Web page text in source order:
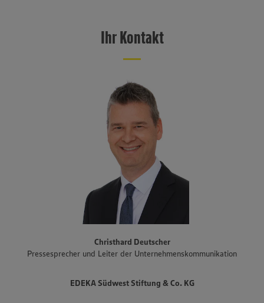
einen Verbund-Einzelhandelsumsatz von 11 Milliarden Euro. Mit rund
1.100 Märkten, größtenteils betrieben von selbstständigen
Hessens und Teile Bayerns. Zum Unternehmensverbund gehören
auch der Fleisch- und Wurstwarenhersteller EDEKA Südwest Fleisch
inklusive Produktionsstandort Schwarzwaldhof für Schwarzwälder
Schinken und geräucherte Produkte, die Bäckereigruppe Backkultur,
der Mineralbrunnen Schwarzwald-Sprudel, der Ortenauer
Weinkeller und der Fischwarenspezialist Frischkost. Einer der
Schwerpunkte des Sortiments der Märkte liegt auf Produkten aus
der Region. Im Rahmen der Regionalmarke „Unsere Heimat“
arbeitet EDEKA Südwest beispielsweise mit mehr als 1.500
Erzeugern und Lieferanten aus Bundesländern des Vertriebsgebiets
zusammen. Eine Auswahl an Partnerbetrieben der regionalen
Landwirtschaft im Überblick gibt es unter
Unternehmensverbund, inklusive des selbständigen Einzelhandels,
ist mit rund 47.000 Mitarbeitenden, darunter etwa 3.400
Arbeitgeber und Ausbilder in der Region. Insgesamt etwa 10.000
Mitarbeitende arbeiten an den Bedientheken für Fleisch und Wurst
Ihr Kontakt
Christhard Deutscher
Pressesprecher und Leiter der Unternehmenskommunikation
EDEKA Südwest Stiftung & Co. KG